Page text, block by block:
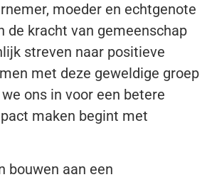
moeder en echtgenote
de kracht van gemeenschap
streven naar positieve
met deze geweldige groep
ons in voor een betere
maken begint met
bouwen aan een